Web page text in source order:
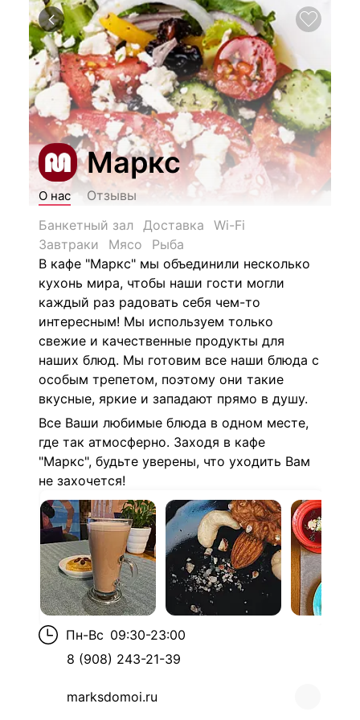
Маркс
О нас
Отзывы
Банкетный зал
Доставка
Wi-Fi
Завтраки
Мясо
Рыба
В кафе "Маркс" мы объединили несколько
кухонь мира, чтобы наши гости могли
каждый раз радовать себя чем-то
интересным! Мы используем только
свежие и качественные продукты для
наших блюд. Мы готовим все наши блюда с
особым трепетом, поэтому они такие
вкусные, яркие и западают прямо в душу.
Все Ваши любимые блюда в одном месте,
где так атмосферно. Заходя в кафе
"Маркс", будьте уверены, что уходить Вам
не захочется!
Пн-Вс 09:30-23:00
8 (908) 243-21-39
marksdomoi.ru